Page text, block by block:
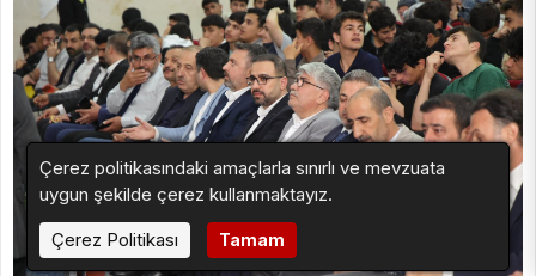
Çerez politikasındaki amaçlarla sınırlı ve mevzuata
uygun şekilde çerez kullanmaktayız.
Çerez Politikası
Tamam